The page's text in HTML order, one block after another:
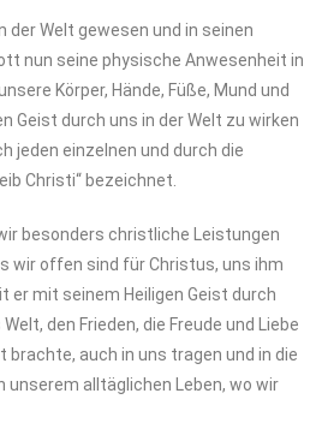
Welt gewesen und in seinen
nun seine physische Anwesenheit in
Körper, Hände, Füße, Mund und
Geist durch uns in der Welt zu wirken
jeden einzelnen und durch die
Christi“ bezeichnet.
besonders christliche Leistungen
wir offen sind für Christus, uns ihm
er mit seinem Heiligen Geist durch
den Frieden, die Freude und Liebe
brachte, auch in uns tragen und in die
unserem alltäglichen Leben, wo wir